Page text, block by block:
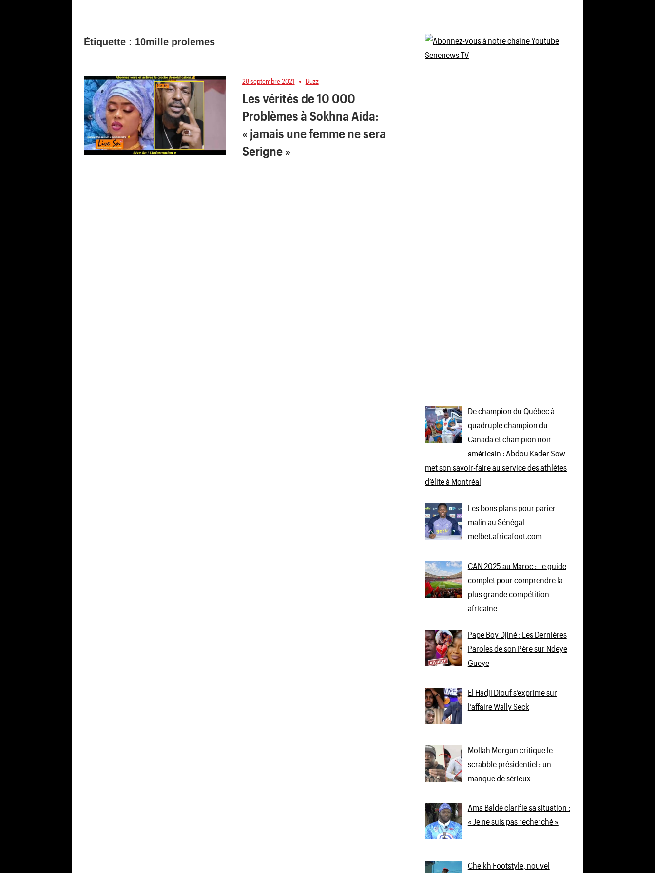
Étiquette : 10mille prolemes
28 septembre 2021 Buzz
Les vérités de 10 000
Problèmes à Sokhna Aida:
« jamais une femme ne sera
Serigne »
De champion du Québec à
quadruple champion du
Canada et champion noir
américain : Abdou Kader Sow
met son savoir-faire au service des athlètes
d’élite à Montréal
Les bons plans pour parier
malin au Sénégal –
melbet.africafoot.com
CAN 2025 au Maroc : Le guide
complet pour comprendre la
plus grande compétition
africaine
Pape Boy Djiné : Les Dernières
Paroles de son Père sur Ndeye
Gueye
El Hadji Diouf s’exprime sur
l’affaire Wally Seck
Mollah Morgun critique le
scrabble présidentiel : un
manque de sérieux
Ama Baldé clarifie sa situation :
« Je ne suis pas recherché »
Cheikh Footstyle, nouvel